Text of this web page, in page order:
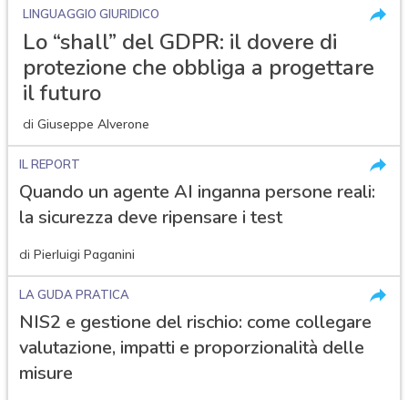
LINGUAGGIO GIURIDICO
Lo “shall” del GDPR: il dovere di
protezione che obbliga a progettare
il futuro
di Giuseppe Alverone
IL REPORT
Quando un agente AI inganna persone reali:
la sicurezza deve ripensare i test
di Pierluigi Paganini
LA GUDA PRATICA
NIS2 e gestione del rischio: come collegare
valutazione, impatti e proporzionalità delle
misure